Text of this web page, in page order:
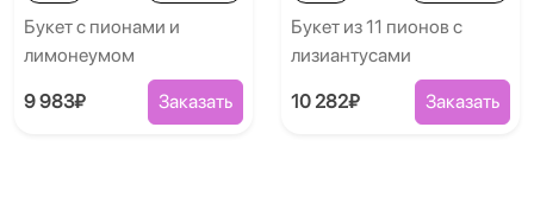
Букет с пионами и
лимонеумом
9 983₽ Заказать
Букет из 11 пионов с
лизиантусами
10 282₽ Заказать